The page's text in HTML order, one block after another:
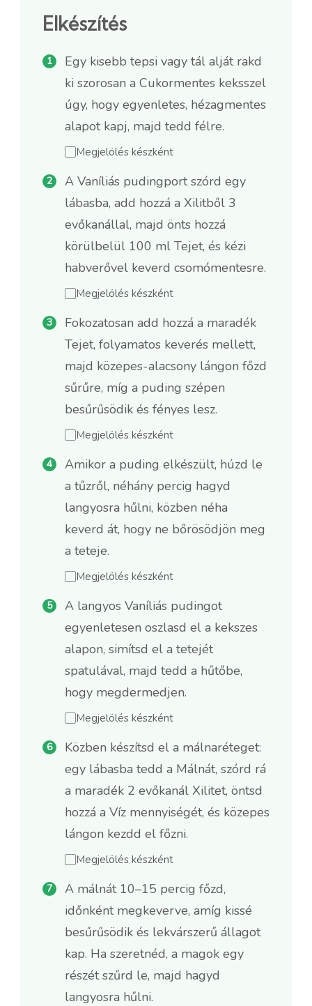
Elkészítés
Egy kisebb tepsi vagy tál alját rakd
ki szorosan a Cukormentes keksszel
úgy, hogy egyenletes, hézagmentes
alapot kapj, majd tedd félre.
Megjelölés készként
A Vaníliás pudingport szórd egy
lábasba, add hozzá a Xilitből 3
evőkanállal, majd önts hozzá
körülbelül 100 ml Tejet, és kézi
habverővel keverd csomómentesre.
Megjelölés készként
Fokozatosan add hozzá a maradék
Tejet, folyamatos keverés mellett,
majd közepes-alacsony lángon főzd
sűrűre, míg a puding szépen
besűrűsödik és fényes lesz.
Megjelölés készként
Amikor a puding elkészült, húzd le
a tűzről, néhány percig hagyd
langyosra hűlni, közben néha
keverd át, hogy ne bőrösödjön meg
a teteje.
Megjelölés készként
A langyos Vaníliás pudingot
egyenletesen oszlasd el a kekszes
alapon, simítsd el a tetejét
spatulával, majd tedd a hűtőbe,
hogy megdermedjen.
Megjelölés készként
Közben készítsd el a málnaréteget:
egy lábasba tedd a Málnát, szórd rá
a maradék 2 evőkanál Xilitet, öntsd
hozzá a Víz mennyiségét, és közepes
lángon kezdd el főzni.
Megjelölés készként
A málnát 10–15 percig főzd,
időnként megkeverve, amíg kissé
besűrűsödik és lekvárszerű állagot
kap. Ha szeretnéd, a magok egy
részét szűrd le, majd hagyd
langyosra hűlni.